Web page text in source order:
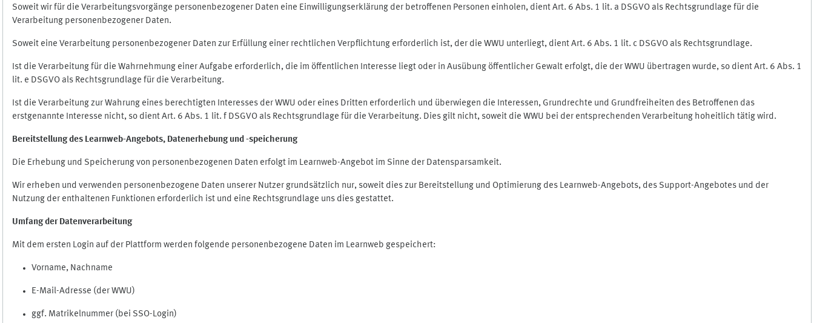
Soweit wir für die Verarbeitungsvorgänge personenbezogener Daten eine Einwilligungserklärung der betroffenen Personen einholen, dient Art. 6 Abs. 1 lit. a DSGVO als Rechtsgrundlage für die
Verarbeitung personenbezogener Daten.
Soweit eine Verarbeitung personenbezogener Daten zur Erfüllung einer rechtlichen Verpflichtung erforderlich ist, der die WWU unterliegt, dient Art. 6 Abs. 1 lit. c DSGVO als Rechtsgrundlage.
Ist die Verarbeitung für die Wahrnehmung einer Aufgabe erforderlich, die im öffentlichen Interesse liegt oder in Ausübung öffentlicher Gewalt erfolgt, die der WWU übertragen wurde, so dient Art. 6 Abs. 1
lit. e DSGVO als Rechtsgrundlage für die Verarbeitung.
Ist die Verarbeitung zur Wahrung eines berechtigten Interesses der WWU oder eines Dritten erforderlich und überwiegen die Interessen, Grundrechte und Grundfreiheiten des Betroffenen das
erstgenannte Interesse nicht, so dient Art. 6 Abs. 1 lit. f DSGVO als Rechtsgrundlage für die Verarbeitung. Dies gilt nicht, soweit die WWU bei der entsprechenden Verarbeitung hoheitlich tätig wird.
Bereitstellung des Learnweb-Angebots, Datenerhebung und -speicherung
Die Erhebung und Speicherung von personenbezogenen Daten erfolgt im Learnweb-Angebot im Sinne der Datensparsamkeit.
Wir erheben und verwenden personenbezogene Daten unserer Nutzer grundsätzlich nur, soweit dies zur Bereitstellung und Optimierung des Learnweb-Angebots, des Support-Angebotes und der
Nutzung der enthaltenen Funktionen erforderlich ist und eine Rechtsgrundlage uns dies gestattet.
Umfang der Datenverarbeitung
Mit dem ersten Login auf der Plattform werden folgende personenbezogene Daten im Learnweb gespeichert:
Vorname, Nachname
E-Mail-Adresse (der WWU)
ggf. Matrikelnummer (bei SSO-Login)